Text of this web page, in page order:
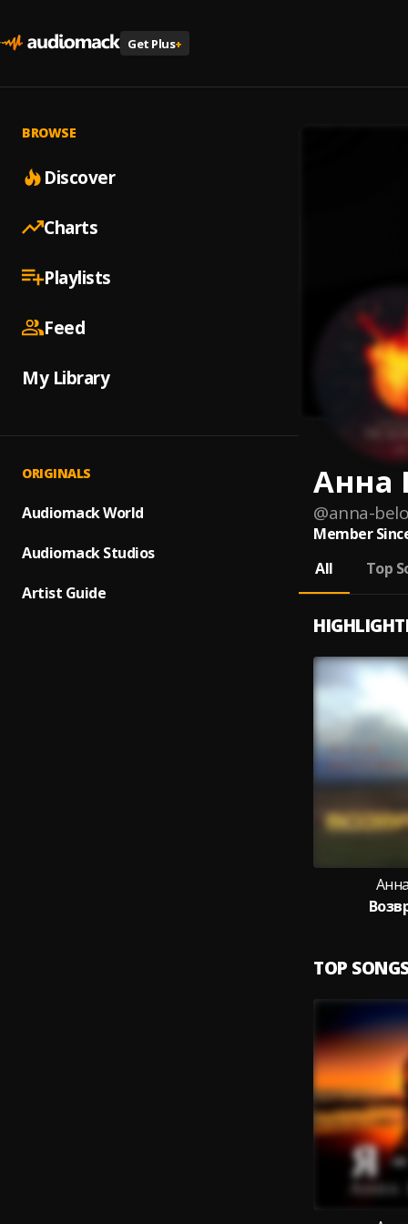
Get Plus+
BROWSE
Discover
Charts
Playlists
Feed
My Library
ORIGINALS
Audiomack World
Audiomack Studios
Artist Guide
Анна
@anna-
Member
All
Top
TOP